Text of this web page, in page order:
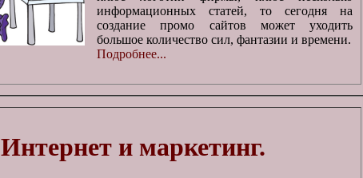
информационных статей, то сегодня на
создание промо сайтов может уходить
большое количество сил, фантазии и времени.
Подробнее...
Интернет и маркетинг.